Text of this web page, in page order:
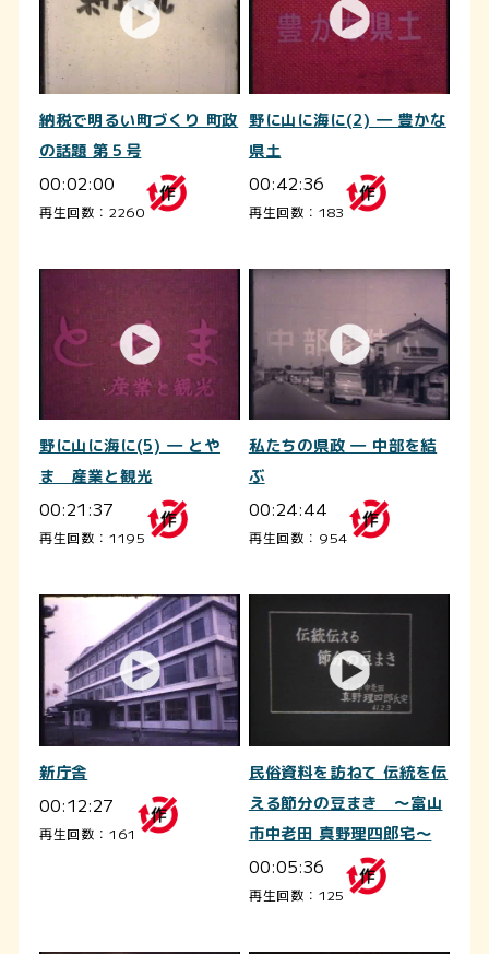
納税で明るい町づくり 町政
の話題 第５号
00:02:00
再生回数：2260
野に山に海に(2) ― 豊かな
県土
00:42:36
再生回数：183
野に山に海に(5) ― とや
ま 産業と観光
00:21:37
再生回数：1195
私たちの県政 ― 中部を結
ぶ
00:24:44
再生回数：954
新庁舎
00:12:27
再生回数：161
民俗資料を訪ねて 伝統を伝
える節分の豆まき ～富山
市中老田 真野理四郎宅～
00:05:36
再生回数：125